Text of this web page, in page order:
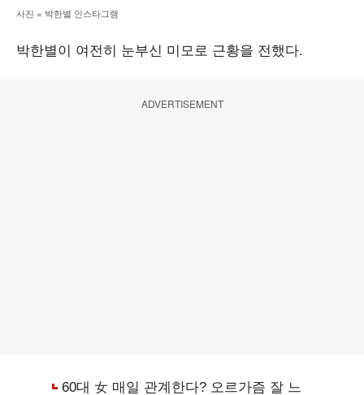
사진 = 박한별 인스타그램
박한별이 여전히 눈부신 미모로 근황을 전했다.
ADVERTISEMENT